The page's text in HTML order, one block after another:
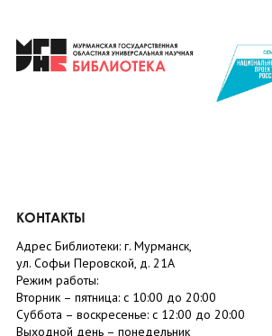
КОНТАКТЫ
Адрес Библиотеки: г. Мурманск,
ул. Софьи Перовской, д. 21А
Режим работы:
Вторник – пятница: с 10:00 до 20:00
Суббота – воскресенье: c 12:00 до 20:00
Выходной день – понедельник